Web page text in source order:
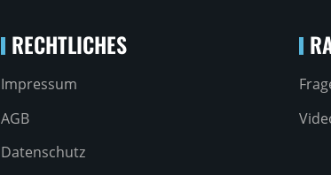
RECHTLICHES
Impressum
AGB
Datenschutz